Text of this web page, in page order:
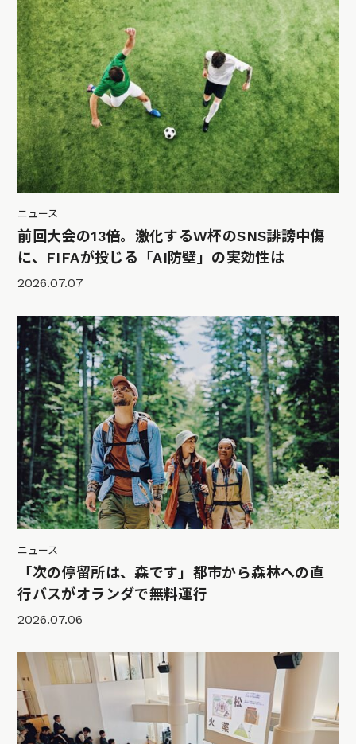
ニュース
前回大会の13倍。激化するW杯のSNS誹謗中傷
に、FIFAが投じる「AI防壁」の実効性は
2026.07.07
ニュース
「次の停留所は、森です」都市から森林への直
行バスがオランダで無料運行
2026.07.06